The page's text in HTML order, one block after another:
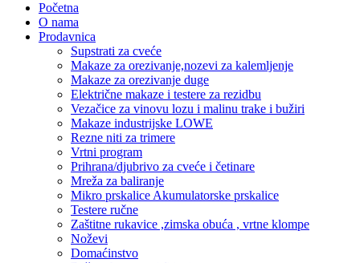
Početna
O nama
Prodavnica
Supstrati za cveće
Makaze za orezivanje,nozevi za kalemljenje
Makaze za orezivanje duge
Električne makaze i testere za rezidbu
Vezačice za vinovu lozu i malinu trake i bužiri
Makaze industrijske LOWE
Rezne niti za trimere
Vrtni program
Prihrana/djubrivo za cveće i četinare
Mreža za baliranje
Mikro prskalice Akumulatorske prskalice
Testere ručne
Zaštitne rukavice ,zimska obuća , vrtne klompe
Noževi
Domaćinstvo